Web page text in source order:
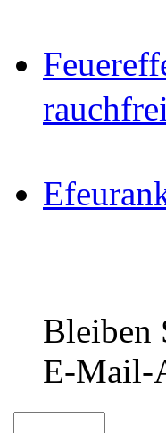
Bleiben
E-Mail-